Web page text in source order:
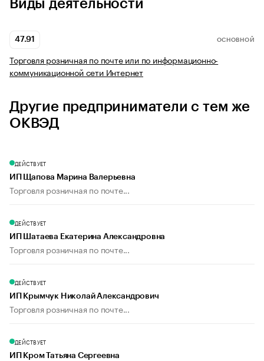
Виды деятельности
47.91 ОСНОВНОЙ
Торговля розничная по почте или по информационно-
коммуникационной сети Интернет
Другие предприниматели с тем же
ОКВЭД
ДЕЙСТВУЕТ
ИП Щапова Марина Валерьевна
Торговля розничная по почте...
ДЕЙСТВУЕТ
ИП Шатаева Екатерина Александровна
Торговля розничная по почте...
ДЕЙСТВУЕТ
ИП Крымчук Николай Александрович
Торговля розничная по почте...
ДЕЙСТВУЕТ
ИП Кром Татьяна Сергеевна